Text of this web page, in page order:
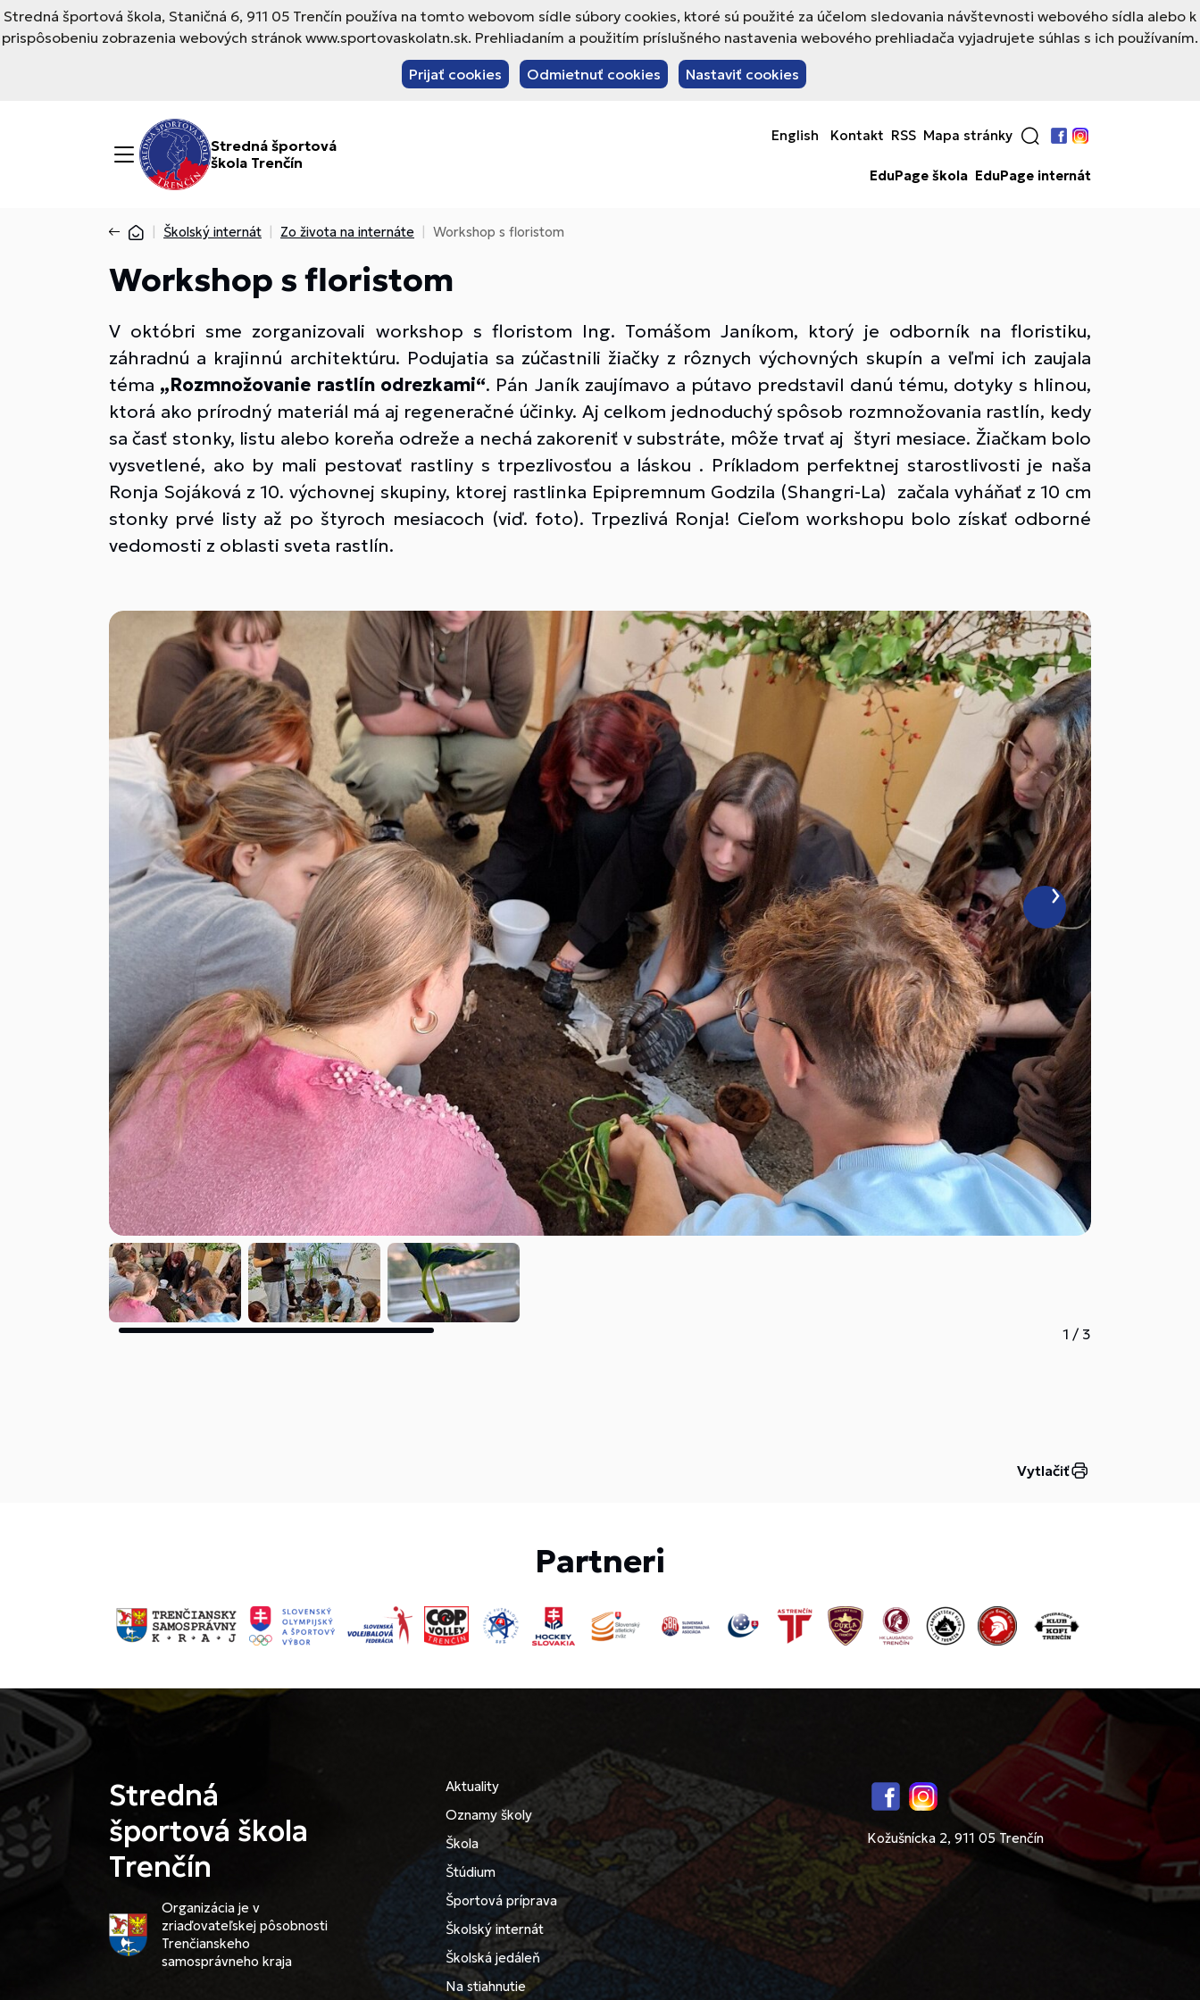
Stredná športová škola, Staničná 6, 911 05 Trenčín používa na tomto webovom sídle súbory cookies, ktoré sú použité za účelom sledovania návštevnosti webového sídla alebo k
prispôsobeniu zobrazenia webových stránok www.sportovaskolatn.sk. Prehliadaním a použitím príslušného nastavenia webového prehliadača vyjadrujete súhlas s ich používaním.
Prijať cookies Odmietnuť cookies Nastaviť cookies
Stredná športová
škola Trenčín
English Kontakt RSS Mapa stránky
Facebook
Instagram
EduPage škola EduPage internát
Školský internát Zo života na internáte Workshop s floristom
Workshop s floristom
V októbri sme zorganizovali workshop s floristom Ing. Tomášom Janíkom, ktorý je odborník na floristiku,
záhradnú a krajinnú architektúru. Podujatia sa zúčastnili žiačky z rôznych výchovných skupín a veľmi ich zaujala
téma „Rozmnožovanie rastlín odrezkami“. Pán Janík zaujímavo a pútavo predstavil danú tému, dotyky s hlinou,
ktorá ako prírodný materiál má aj regeneračné účinky. Aj celkom jednoduchý spôsob rozmnožovania rastlín, kedy
sa časť stonky, listu alebo koreňa odreže a nechá zakoreniť v substráte, môže trvať aj štyri mesiace. Žiačkam bolo
vysvetlené, ako by mali pestovať rastliny s trpezlivosťou a láskou . Príkladom perfektnej starostlivosti je naša
Ronja Sojáková z 10. výchovnej skupiny, ktorej rastlinka Epipremnum Godzila (Shangri-La) začala vyháňať z 10 cm
stonky prvé listy až po štyroch mesiacoch (viď. foto). Trpezlivá Ronja! Cieľom workshopu bolo získať odborné
vedomosti z oblasti sveta rastlín.
1 / 3
Vytlačiť
Partneri
Stredná
športová škola
Trenčín
Organizácia je v
zriaďovateľskej pôsobnosti
Trenčianskeho
samosprávneho kraja
Aktuality
Oznamy školy
Škola
Štúdium
Športová príprava
Školský internát
Školská jedáleň
Na stiahnutie
FacebookInstagram
Kožušnícka 2, 911 05 Trenčín